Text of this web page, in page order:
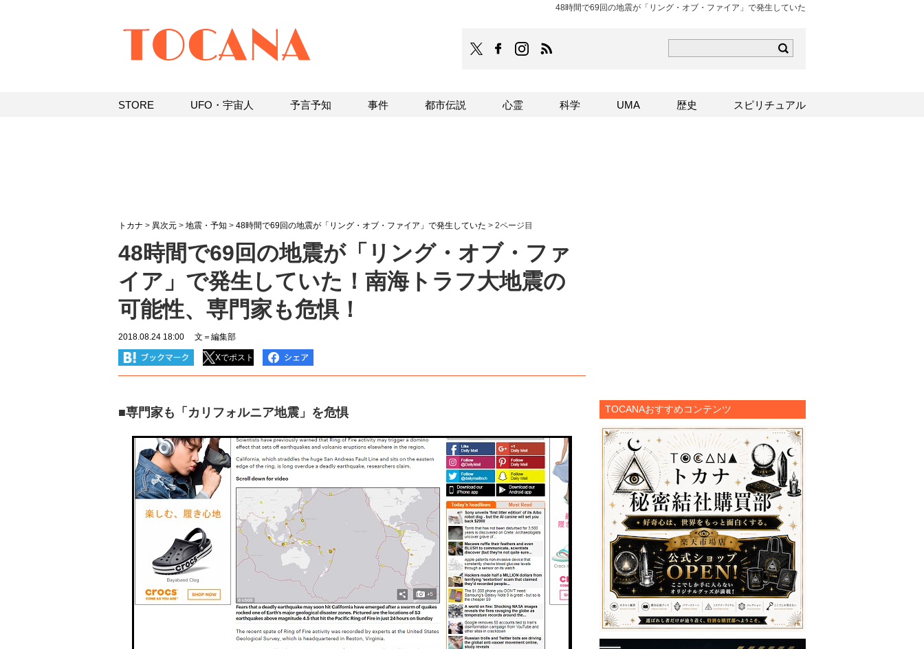
48時間で69回の地震が「リング・オブ・ファイア」で発生していた
TOCANAのFacebookはこちら
TOCANAのinstagramはこちら
トカナ > 異次元 > 地震・予知 > 48時間で69回の地震が「リング・オブ・ファイア」で発生していた > 2ページ目
48時間で69回の地震が「リング・オブ・ファ
イア」で発生していた！南海トラフ大地震の
可能性、専門家も危惧！
2018.08.24 18:00 文＝編集部
Xでポスト
■専門家も「カリフォルニア地震」を危惧 TOCANAおすすめコンテンツ
STORE UFO・宇宙人 予言予知 事件 都市伝説 心霊 科学 UMA 歴史 スピリチュアル